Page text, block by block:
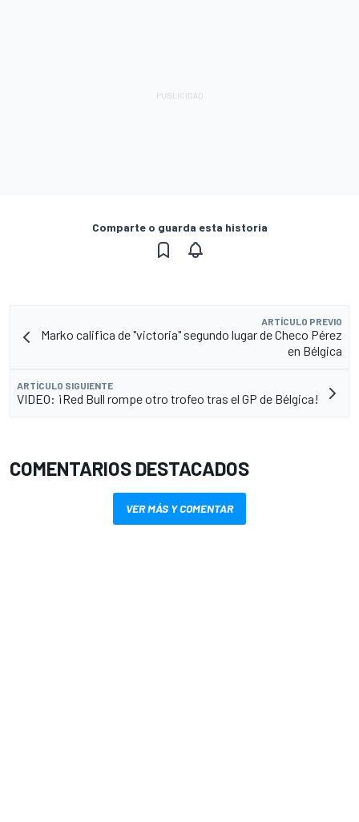
Comparte o guarda esta historia
ARTÍCULO PREVIO
Marko califica de "victoria" segundo lugar de Checo Pérez
en Bélgica
ARTÍCULO SIGUIENTE
VIDEO: ¡Red Bull rompe otro trofeo tras el GP de Bélgica!
COMENTARIOS DESTACADOS
VER MÁS Y COMENTAR